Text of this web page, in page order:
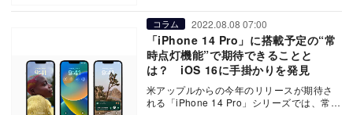
コラム 2022.08.08 07:00
「iPhone 14 Pro」に搭載予定の“常
時点灯機能”で期待できることと
は？ iOS 16に手掛かりを発見
米アップルからの今年のリリースが期待さ
れる「iPhone 14 Pro」シリーズでは、常時